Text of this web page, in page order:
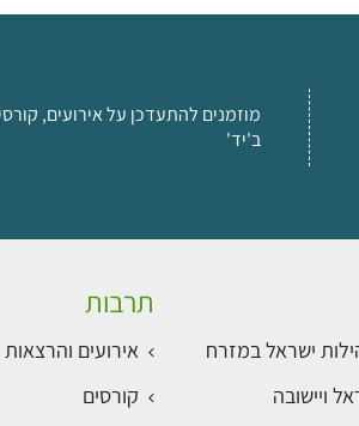
מוזמנים להתעדכן על אירועים,
ב'יד'
ישראל במזרח
ויישובה
תרבות
אירועים והרצאות
קורסים